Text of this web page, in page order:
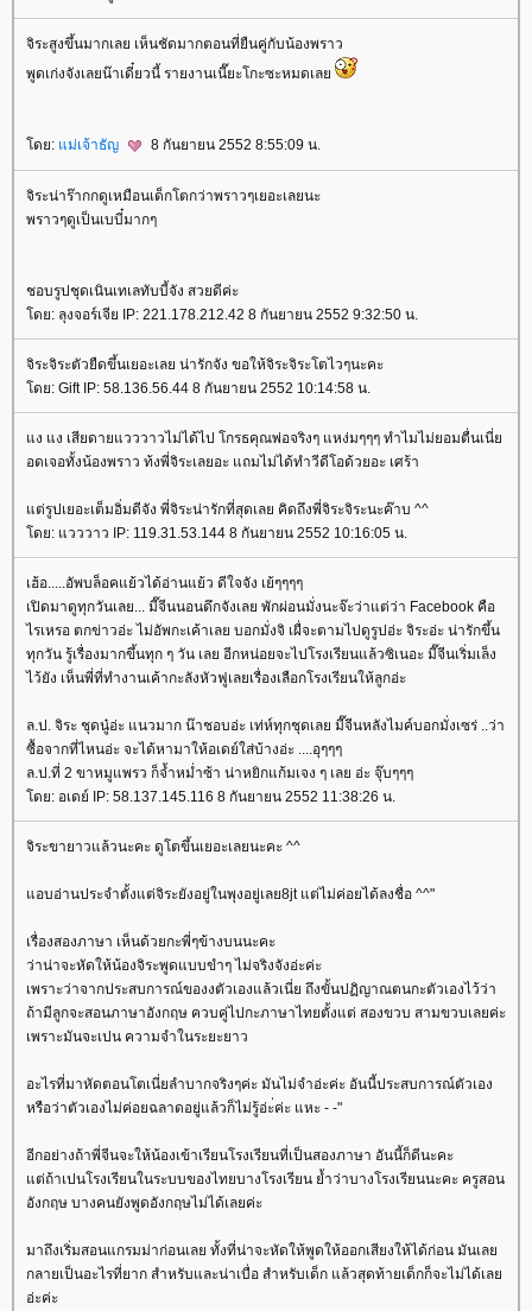
จิระสูงขึ้นมากเลย เห็นชัดมากตอนที่ยืนคู่กับน้องพราว
พูดเก่งจังเลยน๊าเดี๋ยวนี้ รายงานเนี๊ยะโกะซะหมดเล
ดย: ม่เจ้าธัญ 8 กันยายน 2552 8:55:09 น.
จิระน่าร๊ากกดูเหมือนเด็กโตกว่าพราวๆเยอะเลยนะ
พราวๆดูเป็นเบบี๋มากๆ
ชอบรูปชุดเนินเทเลทับบี้จัง สวยดีค่ะ
ดย: ลุงจอร์เจีย IP: 221.178.212.42 8 กันยายน 2552 9:32:50 น.
จิระจิระตัวยืดขึ้นเยอะเลย น่ารักจัง ขอให้จิระจิระโตไวๆนะคะ
ดย: Gift IP: 58.136.56.44 8 กันยายน 2552 10:14:58 น.
ง แง เสียดายแวววาวไม่ได้ไป โกรธคุณพ่อจริงๆ แหง่มๆๆๆ ทำไมไม่ยอมตื่นเนี่
อดเจอทั้งน้องพราว ท้งพี่จิระเลยอะ แถมไม่ได้ทำวีดีโอด้วยอะ เศร้า
ต่รูปเยอะเต็มอิ่มดีจัง พี่จิระน่ารักที่สุดเลย คิดถึงพี่จิระจิระนะค๊าบ ^^
ดย: แวววาว IP: 119.31.53.144 8 กันยายน 2552 10:16:05 น.
เฮ้อ.....อัพบล็อคแย้วได้อ่านแย้ว ดีใจจัง เย้ๆๆๆๆ
เปิดมาดูทุกวันเลย... มี๊จีนนอนดึกจังเลย พักผ่อนมั่งนะจ๊ะว่าแต่ว่า Facebook คือ
ไรเหรอ ตกข่าวอ่ะ ไม่อัพกะเค้าเลย บอกมั่งจิ เผื่จะตามไปดูรูปอ่ะ จิระอ่ะ น่ารักขึ้น
ทุกวัน รู้เรื่องมากขึ้นทุก ๆ วัน เลย อีกหน่อยจะไปโรงเรียนแล้วซิเนอะ มี๊จีนเริ่มเล็ง
ไว้ยัง เห็นพี่ที่ทำงานเค้ากะลังหัวฟูเลยเรื่องเลือกโรงเรียนให้ลูกอ่ะ
ล.ป. จิระ ชุดนู๋อ่ะ แนวมาก น๊าชอบอ่ะ เท่ห์ทุกชุดเลย มี๊จีนหลังไมค์บอกมั่งเซร่ ..ว่า
ซื้อจากที่ไหนอ่ะ จะได้หามาให้อเดย์ใส่บ้างอ่ะ ....อุๆๆๆ
ล.ป.ที่ 2 ขาหมูแพรว ก็จ้ำหม่ำซ้า น่าหยิกแก้มเจง ๆ เลย อ่ะ จุ๊บๆๆๆ
ดย: อเดย์ IP: 58.137.145.116 8 กันยายน 2552 11:38:26 น.
จิระขายาวแล้วนะคะ ดูโตขึ้นเยอะเลยนะคะ ^^
อบอ่านประจำตั้งแต่จิระยังอยู่ในพุงอยู่เลย8jt แต่ไม่ค่อยได้ลงชื่อ ^^"
เรื่องสองภาษา เห็นด้วยกะพี่ๆข้างบนนะคะ
ว่าน่าจะหัดให้น้องจิระพูดแบบขำๆ ไม่จริงจังอ่ะค่ะ
เพราะว่าจากประสบการณ์ของงตัวเองแล้วเนี่ย ถึงขั้นปฏิญาณตนกะตัวเองไว้ว่า
ถ้ามีลูกจะสอนภาษาอังกฤษ ควบคู่ไปกะภาษาไทยตั้งแต่ สองขวบ สามขวบเลยค่ะ
เพราะมันจะเปน ความจำในระยะยาว
อะไรที่มาหัดตอนโตเนี่ยลำบากจริงๆค่ะ มันไม่จำอ่ะค่ะ อันนี้ประสบการณ์ตัวเอง
หรือว่าตัวเองไม่ค่อยฉลาดอยู่แล้วก็ไม่รู้อ่ะ่ค่ะ แหะ - -"
อีกอย่างถ้าพี่จีนจะให้น้องเข้าเรียนโรงเรียนที่เป็นสองภาษา อันนี้ก็ดีนะคะ
ต่ถ้าเปนโรงเรียนในระบบของไทยบางโรงเรียน ย้ำว่าบางโรงเรียนนะคะ ครูสอน
อังกฤษ บางคนยังพูดอังกฤษไม่ได้เลยค่ะ
มาถึงเริ่มสอนแกรมม่าก่อนเลย ทั้งที่น่าจะหัดให้พูดให้ออกเสียงให้ได้ก่อน มันเล
กลายเป็นอะไรที่ยาก สำหรับและน่าเบื่อ สำหรับเด็ก แล้วสุดท้ายเด็กก็จะไม่ได้เล
อ่ะค่ะ